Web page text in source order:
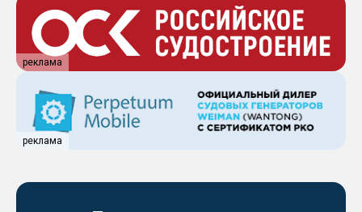
реклама
реклама